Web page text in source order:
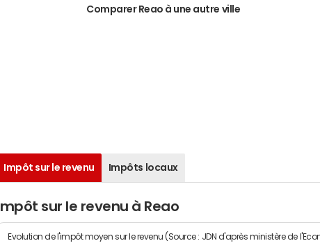
Comparer Reao à une autre ville
Impôt sur le revenu Impôts locaux
Impôt sur le revenu à Reao
Evolution de l'impôt moyen sur le revenu (Source : JDN d'après ministère de